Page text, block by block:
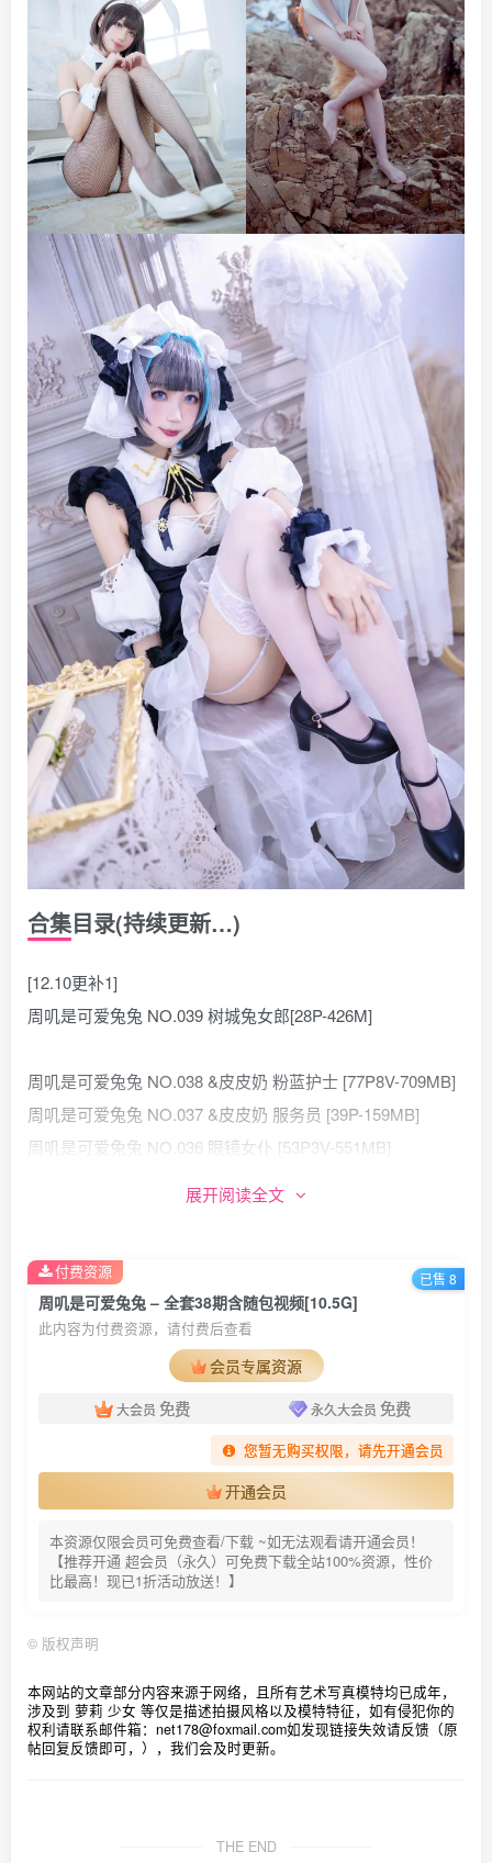
合集目录(持续更新…)
[12.10更补1]
周叽是可爱兔兔 NO.039 树城兔女郎[28P-426M]
周叽是可爱兔兔 NO.038 &皮皮奶 粉蓝护士 [77P8V-709MB]
周叽是可爱兔兔 NO.037 &皮皮奶 服务员 [39P-159MB]
周叽是可爱兔兔 NO.036 眼镜女仆 [53P3V-551MB]
周叽是可爱兔兔 NO.032 小玉泳装 [23P-204MB]
周叽是可爱兔兔 NO.031 清姬 [29P-351MB]
周叽是可爱兔兔 NO.030 旗袍索尼子 [14P-176MB]
周叽是可爱兔兔 NO.029 盛夏 [19P-94MB]
周叽是可爱兔兔 NO.028 雪景jk [15P-130MB]
周叽是可爱兔兔 NO.027 玛修情人节 [24P-219MB]
周叽是可爱兔兔 NO.026 阿叔特皮-旗袍 [37P-360MB]
周叽是可爱兔兔 NO.025 今夕何夕睡袍 [9P-15MB]
周叽是可爱兔兔 NO.024 玛修 [17P-120MB]
周叽是可爱兔兔 NO.023 加藤惠兔女郎 [32P-346MB]
周叽是可爱兔兔 NO.021 黑白贞双人泳衣 [21P-188MB]
周叽是可爱兔兔 NO.019 仿生人形 [39P-892MB]
周叽是可爱兔兔 NO.018 小清新居家服 [16P-98MB]
周叽是可爱兔兔 NO.015 柴郡猫猫 [35P-267MB]
展开阅读全文
周叽是可爱兔兔 – 全套38期含随包视频[10.5G]
此内容为付费资源，请付费后查看
会员专属资源
大会员 免费 永久大会员 免费
您暂无购买权限，请先开通会员
开通会员
本资源仅限会员可免费查看/下载 ~如无法观看请开通会员！
【推荐开通 超会员（永久）可免费下载全站100%资源，性价
比最高！现已1折活动放送！】
付费资源 已售 8
© 版权声明
本网站的文章部分内容来源于网络，且所有艺术写真模特均已成年，
涉及到 萝莉 少女 等仅是描述拍摄风格以及模特特征，如有侵犯你的
权利请联系邮件箱：net178@foxmail.com如发现链接失效请反馈（原
帖回复反馈即可，），我们会及时更新。
THE END